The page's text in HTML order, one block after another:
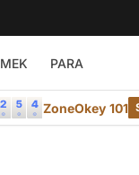
PARA
ZoneOkey 101